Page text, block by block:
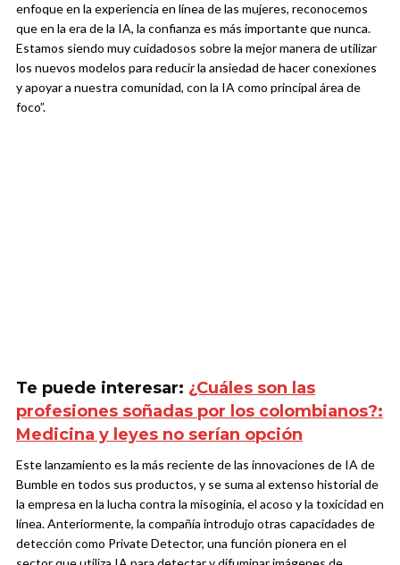
enfoque en la experiencia en línea de las mujeres, reconocemos
que en la era de la IA, la confianza es más importante que nunca.
Estamos siendo muy cuidadosos sobre la mejor manera de utilizar
los nuevos modelos para reducir la ansiedad de hacer conexiones
y apoyar a nuestra comunidad, con la IA como principal área de
foco”.
Te puede interesar: ¿Cuáles son las
profesiones soñadas por los colombianos?:
Medicina y leyes no serían opción
Este lanzamiento es la más reciente de las innovaciones de IA de
Bumble en todos sus productos, y se suma al extenso historial de
la empresa en la lucha contra la misoginia, el acoso y la toxicidad en
línea. Anteriormente, la compañía introdujo otras capacidades de
detección como Private Detector, una función pionera en el